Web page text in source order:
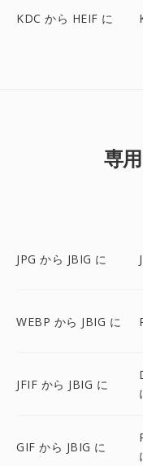
KDC から HEIF に
専
JPG から JBIG に
WEBP から JBIG に
JFIF から JBIG に
GIF から JBIG に